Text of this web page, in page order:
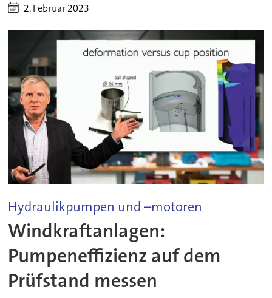
2. Februar 2023
Hydraulikpumpen und –motoren
Windkraftanlagen:
Pumpeneffizienz auf dem
Prüfstand messen